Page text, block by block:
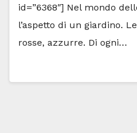
id=”6368″] Nel mondo
l’aspetto di un giardino.
rosse, azzurre. Di ogni…